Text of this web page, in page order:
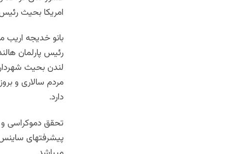
امریکا بحیث
بانو خدیجه
رئیس پارلمان
لندن بحیث
مردم سالاری و
دارد.
تحقق دموکراسی
پیشرفتهای